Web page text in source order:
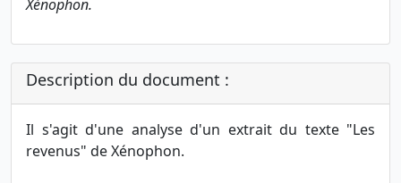
Xénophon.
Description du document :
Il s'agit d'une analyse d'un extrait du texte "Les
revenus" de Xénophon.